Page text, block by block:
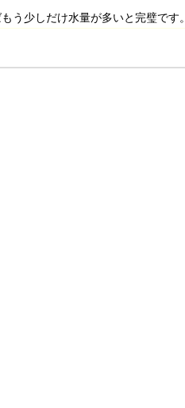
う少しだけ水量が多いと完璧です。